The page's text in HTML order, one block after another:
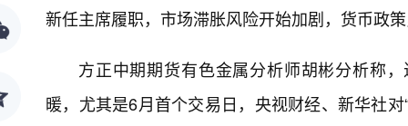
新任主席履职，市场滞胀风险开始加剧，货币政
方正中期期货有色金属分析师胡彬分析称
暖，尤其是6月首个交易日，央视财经、新华社